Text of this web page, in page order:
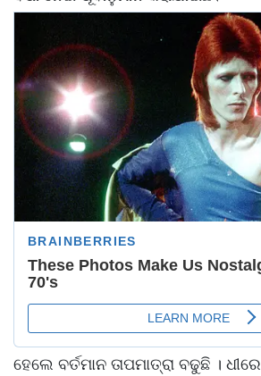
ହେଲେ ବର୍ତମାନ ତାପମାତ୍ରା ବଢୁଛି ।